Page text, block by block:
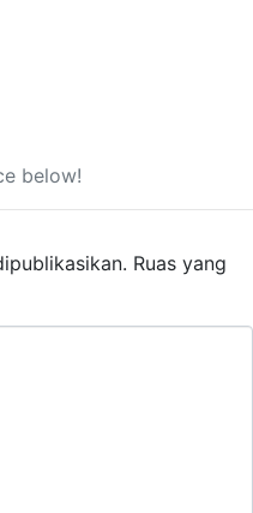
below!
Ruas yang